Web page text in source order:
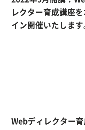
レクター育成講座
イン開催いたします
Webディレクター